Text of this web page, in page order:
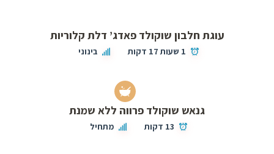
עוגת חלבון שוקולד פאדג’ דלת קלוריות
1 שעות 17 דקות בינוני
גנאש שוקולד פרווה ללא שמנת
13 דקות מתחיל